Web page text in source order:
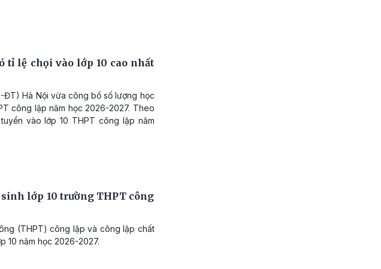
tỉ lệ chọi vào lớp 10 cao nhất
ĐT) Hà Nội vừa công bố số lượng học
công lập năm học 2026-2027. Theo
vào lớp 10 THPT công lập năm
lớp 10 trường THPT công
(THPT) công lập và công lập chất
10 năm học 2026-2027.